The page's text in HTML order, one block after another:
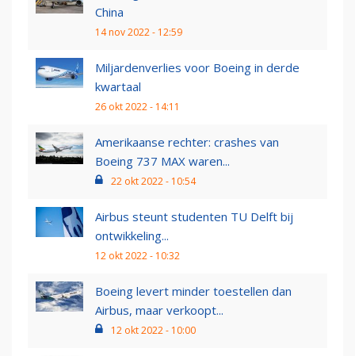
China
14 nov 2022 - 12:59
Miljardenverlies voor Boeing in derde
kwartaal
26 okt 2022 - 14:11
Amerikaanse rechter: crashes van
Boeing 737 MAX waren...
22 okt 2022 - 10:54
Airbus steunt studenten TU Delft bij
ontwikkeling...
12 okt 2022 - 10:32
Boeing levert minder toestellen dan
Airbus, maar verkoopt...
12 okt 2022 - 10:00